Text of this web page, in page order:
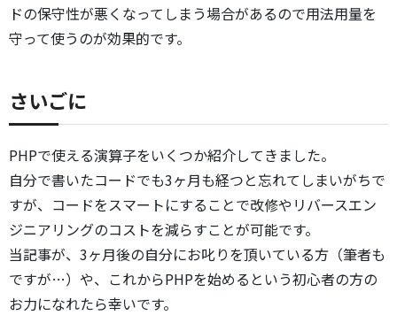
ドの保守性が悪くなってしまう場合があるので用法用量を
守って使うのが効果的です。
さいごに
PHPで使える演算子をいくつか紹介してきました。
自分で書いたコードでも3ヶ月も経つと忘れてしまいがちで
すが、コードをスマートにすることで改修やリバースエン
ジニアリングのコストを減らすことが可能です。
当記事が、3ヶ月後の自分にお叱りを頂いている方（筆者も
ですが…）や、これからPHPを始めるという初心者の方の
お力になれたら幸いです。